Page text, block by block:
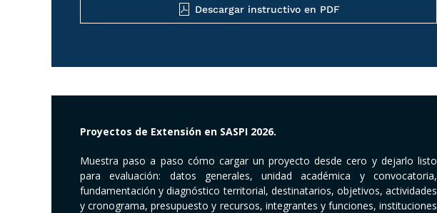
Descargar instructivo en PDF
Proyectos de Extensión en SASPI 2026.
Muestra paso a paso cómo cargar un proyecto desde cero y dejarlo listo
para evaluación: datos generales, unidad académica y convocatoria,
fundamentación y diagnóstico territorial, destinatarios, objetivos, actividades
y cronograma, presupuesto y recursos, integrantes y funciones, instituciones